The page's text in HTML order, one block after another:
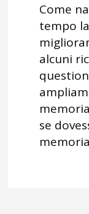
Come
tempo
alcuni
se